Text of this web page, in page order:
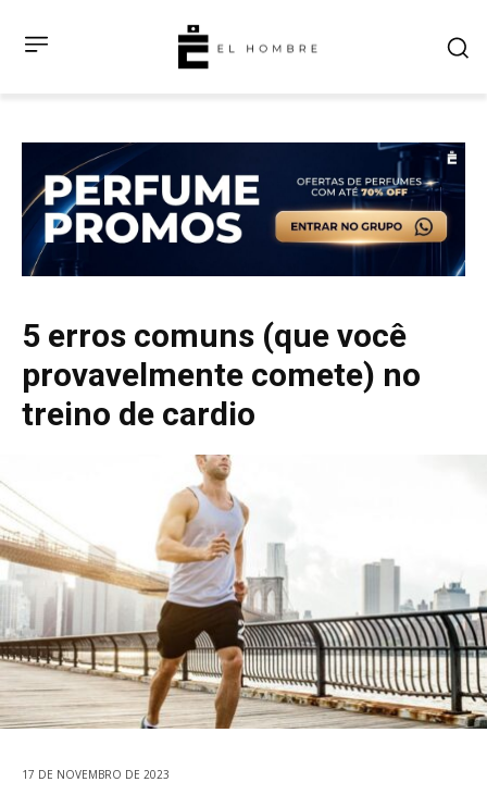
5 erros comuns (que você
provavelmente comete) no
treino de cardio
17 DE NOVEMBRO DE 2023